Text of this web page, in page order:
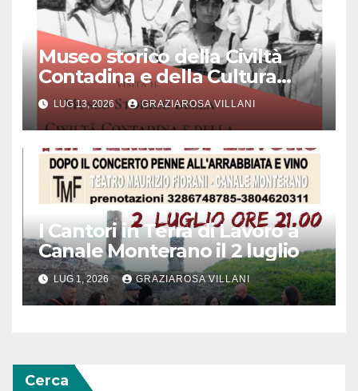
Museo storico della Civiltà
Contadina e della Cultura
Popolare “Augusto Montori”:
Quando la memoria incontra
l’innovazione
LUG 13, 2026 GRAZIAROSA VILLANI
I Cantori in Terra di Lavoro a
Canale Monterano il 2 luglio
LUG 1, 2026 GRAZIAROSA VILLANI
Cerca